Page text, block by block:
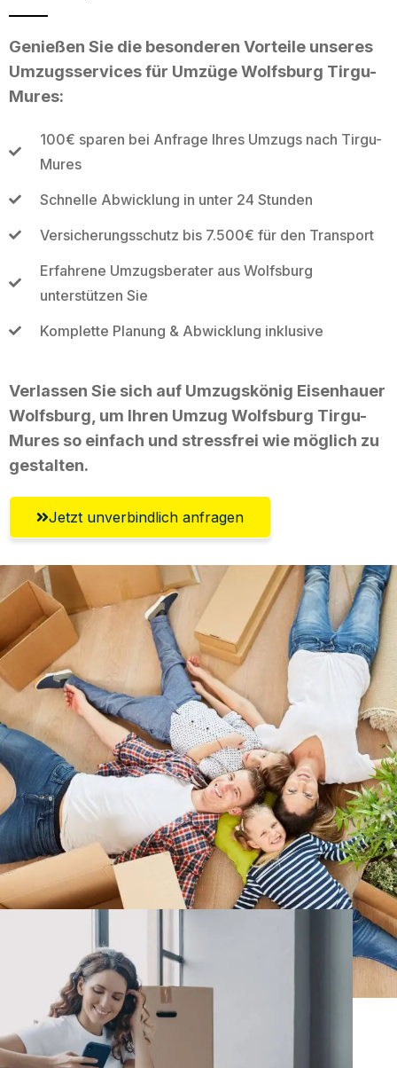
Genießen Sie die besonderen Vorteile unseres
Umzugsservices für Umzüge Wolfsburg Tirgu-
Mures:
100€ sparen bei Anfrage Ihres Umzugs nach Tirgu-
Mures
Schnelle Abwicklung in unter 24 Stunden
Versicherungsschutz bis 7.500€ für den Transport
Erfahrene Umzugsberater aus Wolfsburg
unterstützen Sie
Komplette Planung & Abwicklung inklusive
Verlassen Sie sich auf Umzugskönig Eisenhauer
Wolfsburg, um Ihren Umzug Wolfsburg Tirgu-
Mures so einfach und stressfrei wie möglich zu
gestalten.
Jetzt unverbindlich anfragen